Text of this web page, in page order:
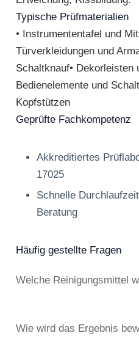
Typische Prüfmaterialien
• Instrumententafel und
Türverkleidungen und
Schaltknauf• Dekorleisten
Bedienelemente und
Kopfstützen
Geprüfte Fachkompetenz
Akkreditiertes
17025
Schnelle
Beratung
Häufig gestellte Fragen
Welche Reinigungsmittel
Wie wird das Ergebnis